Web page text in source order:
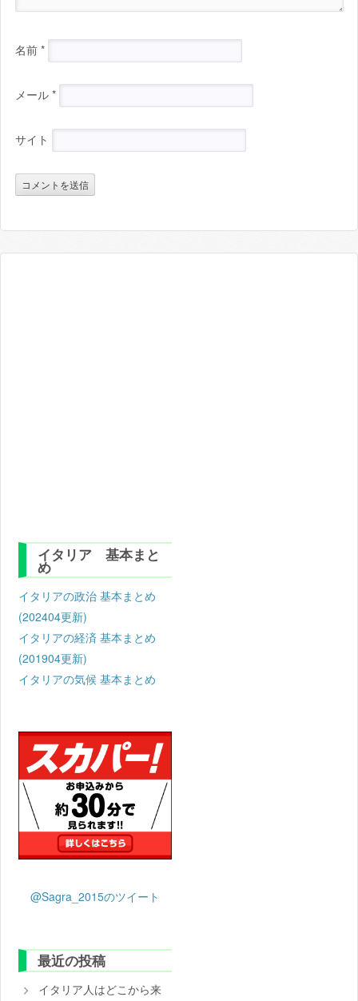
名前 *
メール *
サイト
イタリア 基本まと
め
イタリアの政治 基本まとめ
(202404更新)
イタリアの経済 基本まとめ
(201904更新)
イタリアの気候 基本まとめ
@Sagra_2015のツイート
最近の投稿
イタリア人はどこから来